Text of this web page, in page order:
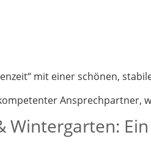
mit einer schönen,
Ansprechpartner,
Wintergarten: